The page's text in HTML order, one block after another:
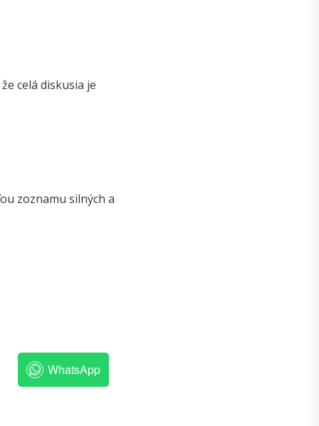
celá diskusia je
zoznamu silných a
WhatsApp